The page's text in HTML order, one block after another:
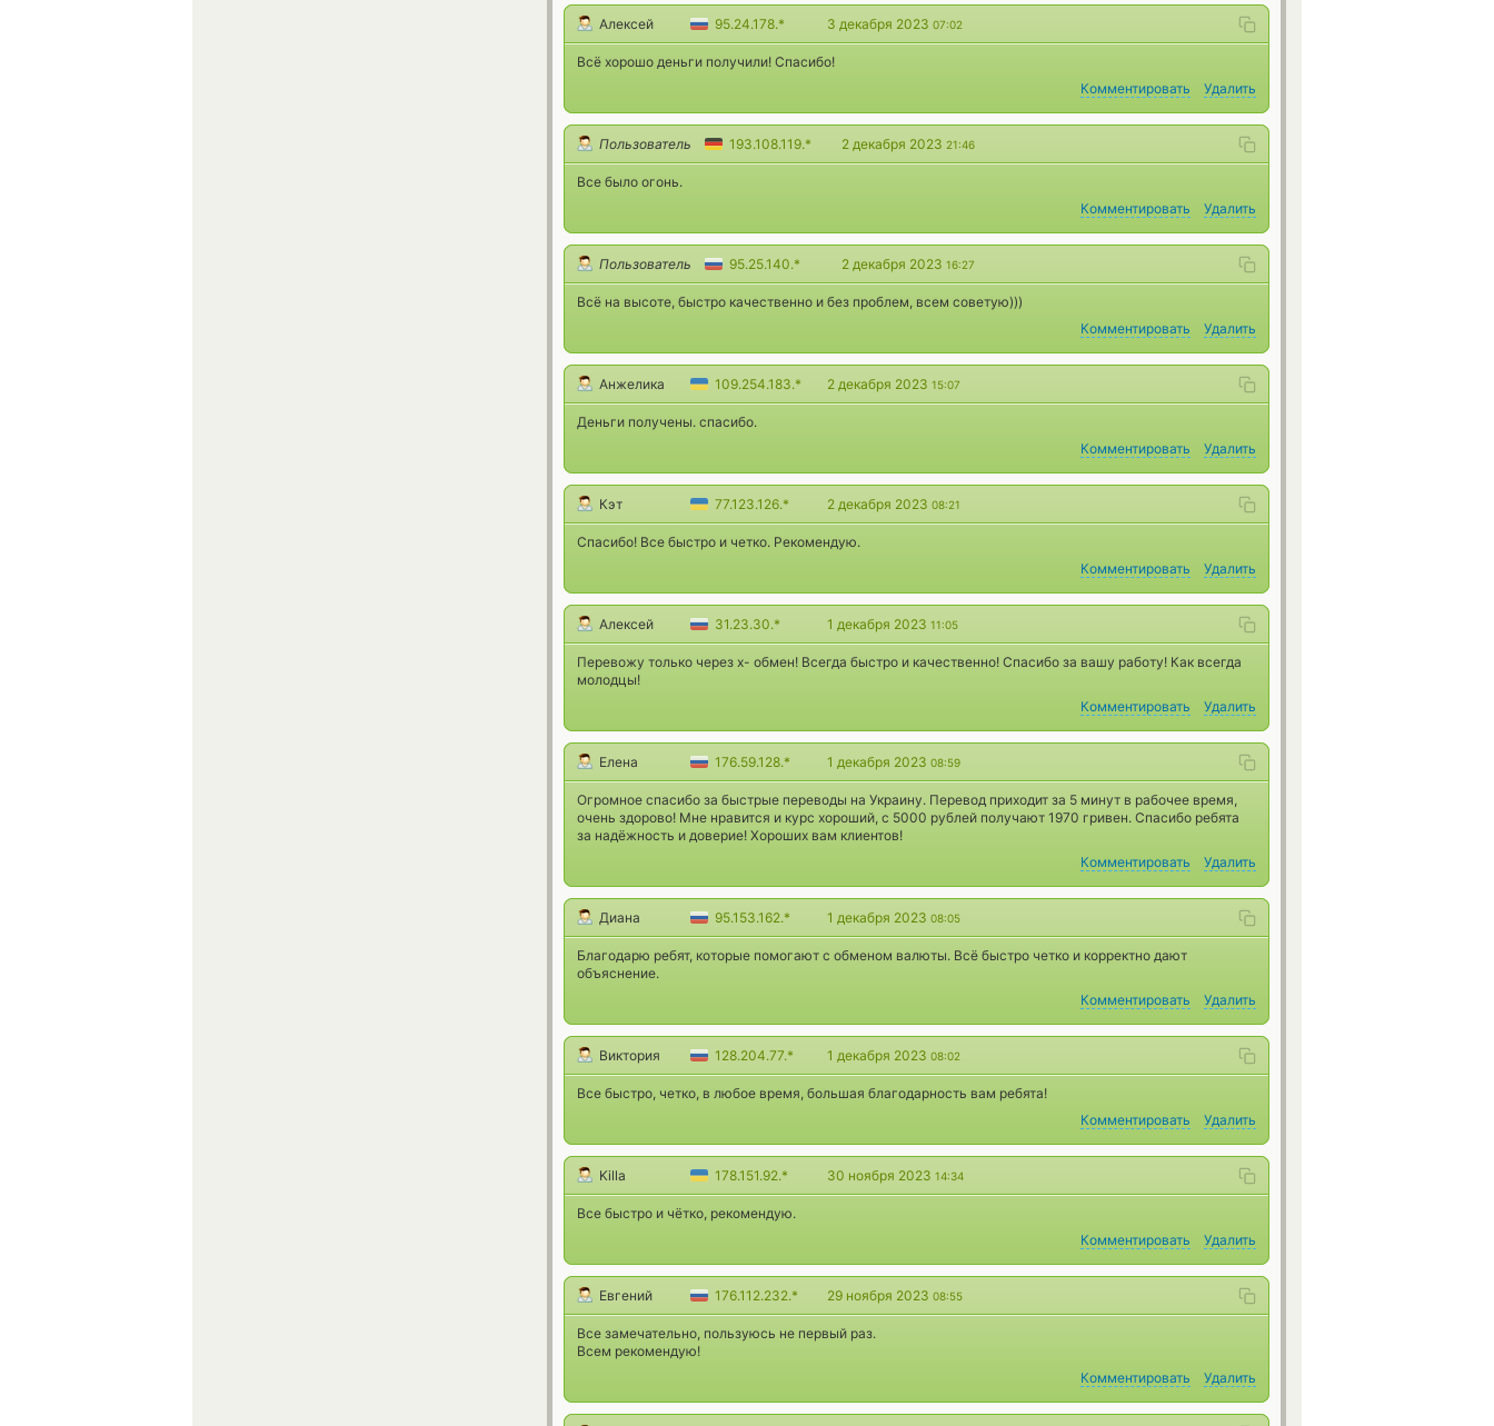
Алексей 95.24.178.* 3 декабря 2023 07:02
Всё хорошо деньги получили! Спасибо!
Комментировать
Удалить
Пользователь 193.108.119.* 2 декабря 2023 21:46
Все было огонь.
Комментировать
Удалить
Пользователь 95.25.140.* 2 декабря 2023 16:27
Всё на высоте, быстро качественно и без проблем, всем советую)))
Комментировать
Удалить
Анжелика 109.254.183.* 2 декабря 2023 15:07
Деньги получены. спасибо.
Комментировать
Удалить
Кэт 77.123.126.* 2 декабря 2023 08:21
Спасибо! Все быстро и четко. Рекомендую.
Комментировать
Удалить
Алексей 31.23.30.* 1 декабря 2023 11:05
Перевожу только через х- обмен! Всегда быстро и качественно! Спасибо за вашу работу! Как всегда
молодцы!
Комментировать
Удалить
Елена 176.59.128.* 1 декабря 2023 08:59
Огромное спасибо за быстрые переводы на Украину. Перевод приходит за 5 минут в рабочее время,
очень здорово! Мне нравится и курс хороший, с 5000 рублей получают 1970 гривен. Спасибо ребята
за надёжность и доверие! Хороших вам клиентов!
Комментировать
Удалить
Диана 95.153.162.* 1 декабря 2023 08:05
Благодарю ребят, которые помогают с обменом валюты. Всё быстро четко и корректно дают
объяснение.
Комментировать
Удалить
Виктория 128.204.77.* 1 декабря 2023 08:02
Все быстро, четко, в любое время, большая благодарность вам ребята!
Комментировать
Удалить
Killa 178.151.92.* 30 ноября 2023 14:34
Все быстро и чётко, рекомендую.
Комментировать
Удалить
Евгений 176.112.232.* 29 ноября 2023 08:55
Все замечательно, пользуюсь не первый раз.
Всем рекомендую!
Комментировать
Удалить